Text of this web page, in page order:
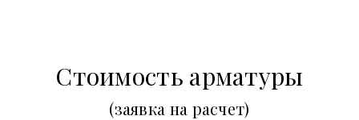
Стоимость арматуры
(заявка на расчет)